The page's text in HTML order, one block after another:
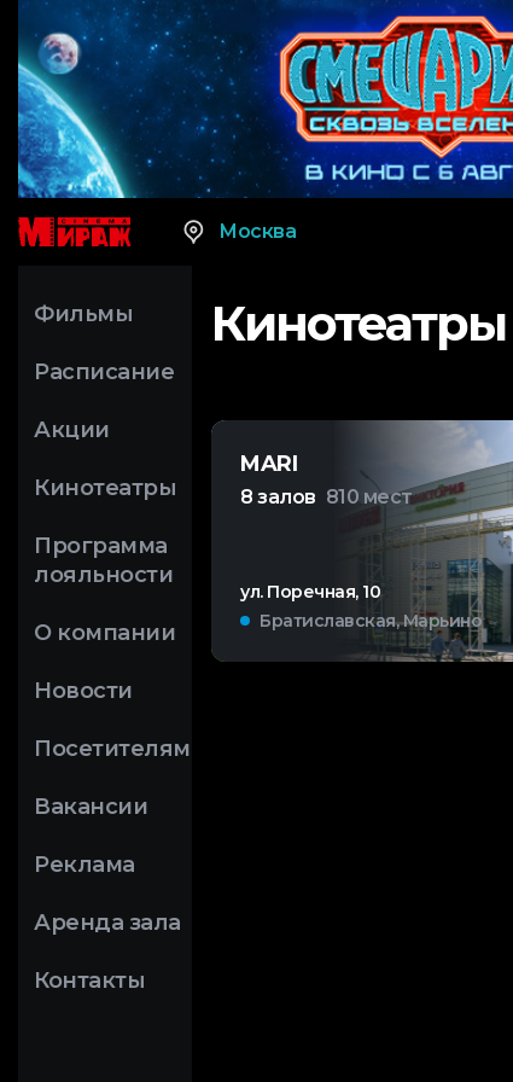
Москва
Фильмы
Расписание
Акции
Кинотеатры
Программа
лояльности
О компании
Новости
Посетителям
Вакансии
Реклама
Аренда зала
Контакты
MARI
8 залов 810 мест
ул. Поречная, 10
Братиславская, Марьино